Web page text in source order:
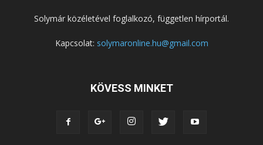
Solymár közéletével foglalkozó, független hírportál.
Kapcsolat: solymaronline.hu@gmail.com
KÖVESS MINKET